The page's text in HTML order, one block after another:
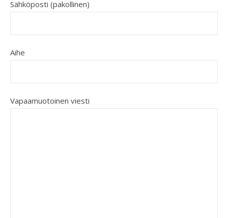
Sähköposti (pakollinen)
Aihe
Vapaamuotoinen viesti